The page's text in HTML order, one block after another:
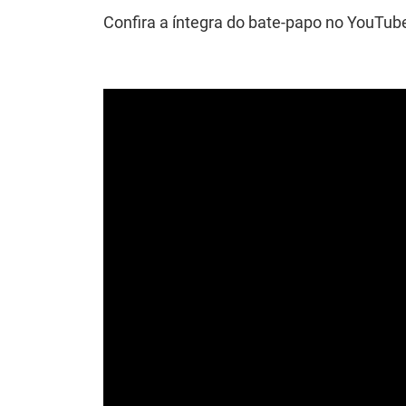
Confira a íntegra do bate-papo no